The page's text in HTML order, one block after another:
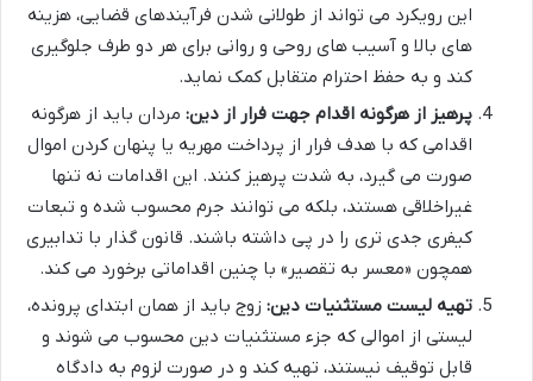
این رویکرد می تواند از طولانی شدن فرآیندهای قضایی، هزینه
های بالا و آسیب های روحی و روانی برای هر دو طرف جلوگیری
کند و به حفظ احترام متقابل کمک نماید.
پرهیز از هرگونه اقدام جهت فرار از دین: مردان باید از هرگونه
اقدامی که با هدف فرار از پرداخت مهریه یا پنهان کردن اموال
صورت می گیرد، به شدت پرهیز کنند. این اقدامات نه تنها
غیراخلاقی هستند، بلکه می توانند جرم محسوب شده و تبعات
کیفری جدی تری را در پی داشته باشند. قانون گذار با تدابیری
همچون «معسر به تقصیر» با چنین اقداماتی برخورد می کند.
تهیه لیست مستثنیات دین: زوج باید از همان ابتدای پرونده،
لیستی از اموالی که جزء مستثنیات دین محسوب می شوند و
قابل توقیف نیستند، تهیه کند و در صورت لزوم به دادگاه